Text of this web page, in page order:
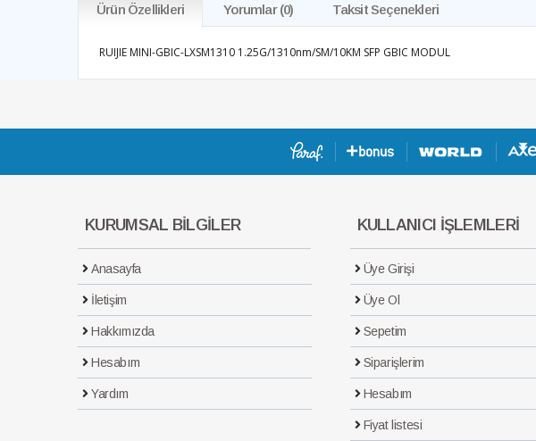
Ürün Özellikleri Yorumlar(0) Taksit Seçenekleri
RUIJIE MINI-GBIC-LXSM1310 1.25G/1310nm/SM/10KM SFP GBIC MODUL
KURUMSAL BİLGİLER
Anasayfa
İletişim
Hakkımızda
Hesabım
Yardım
KULLANICI İŞLEMLERİ
Üye Girişi
Üye Ol
Sepetim
Siparişlerim
Hesabım
Fiyat listesi